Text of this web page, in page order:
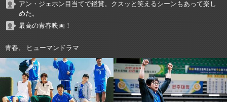
アン・ジェホン目当てで鑑賞。クスッと笑えるシーンもあって楽し
めた。
最高の青春映画！
青春、 ヒューマンドラマ